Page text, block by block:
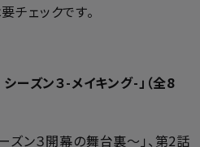
チェックです。
シーズン３-メイキング-」（全8
ズン３開幕の舞台裏～」、第2話